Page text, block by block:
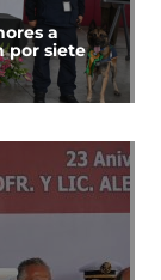
a
por siete